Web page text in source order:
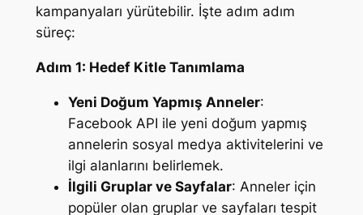
kampanyaları yürütebilir. İşte adım adım
süreç:
Adım 1: Hedef Kitle Tanımlama
Yeni Doğum Yapmış Anneler:
Facebook API ile yeni doğum yapmış
annelerin sosyal medya aktivitelerini ve
ilgi alanlarını belirlemek.
İlgili Gruplar ve Sayfalar: Anneler için
popüler olan gruplar ve sayfaları tespit